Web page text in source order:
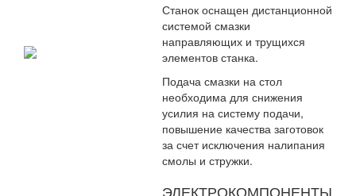
Станок оснащен дистанционной
системой смазки
направляющих и трущихся
элементов станка.
Подача смазки на стол
необходима для снижения
усилия на систему подачи,
повышение качества заготовок
за счет исключения налипания
смолы и стружки.
ЭЛЕКТРОКОМПОНЕНТЫ